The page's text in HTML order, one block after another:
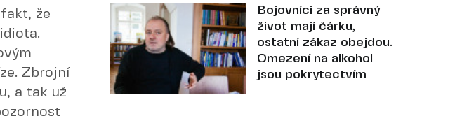
že
Zbrojní
a tak už
Bojovníci za správný
život mají čárku,
ostatní zákaz obejdou.
Omezení na alkohol
jsou pokrytectvím